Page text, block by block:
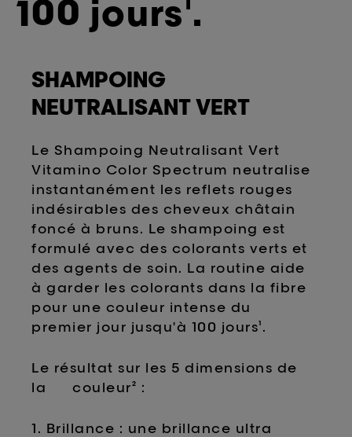
100 jours¹.
SHAMPOING
NEUTRALISANT VERT
Le Shampoing Neutralisant Vert
Vitamino Color Spectrum neutralise
instantanément les reflets rouges
indésirables des cheveux châtain
foncé à bruns. Le shampoing est
formulé avec des colorants verts et
des agents de soin. La routine aide
à garder les colorants dans la fibre
pour une couleur intense du
premier jour jusqu'à 100 jours¹.
Le résultat sur les 5 dimensions de
la couleur² :
1. Brillance : une brillance ultra